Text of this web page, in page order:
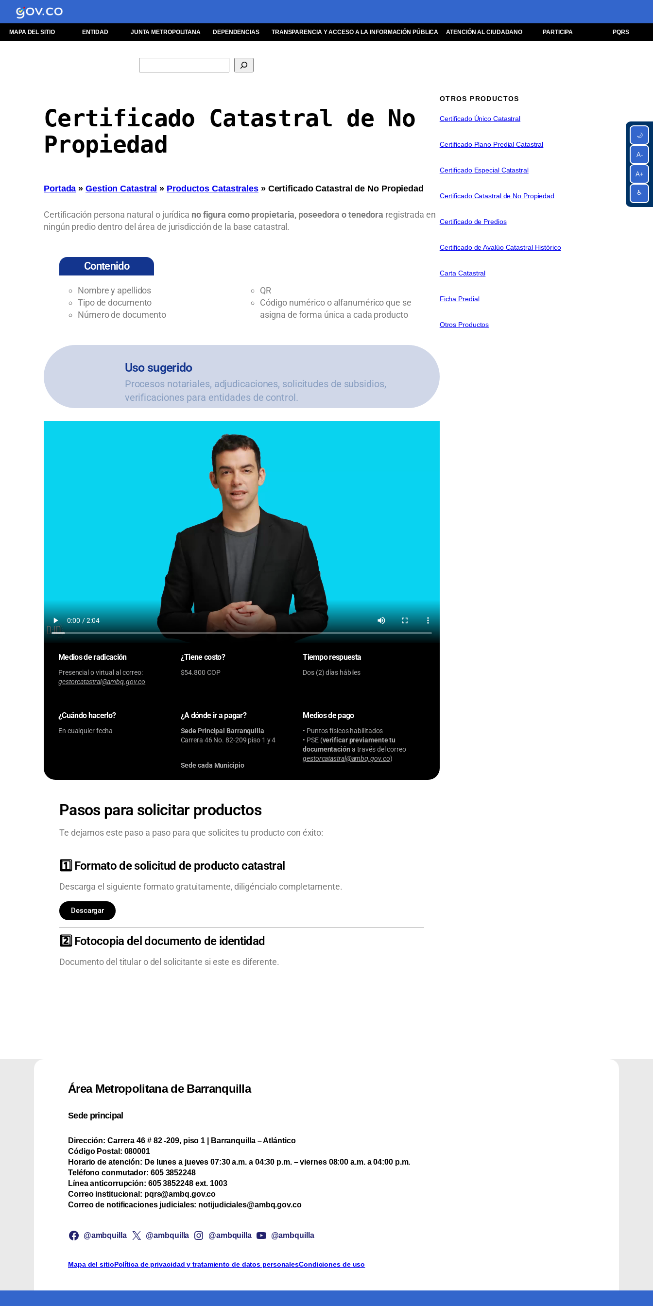
🌙
A-
A+
♿
MAPA DEL SITIO ENTIDAD JUNTA METROPOLITANA DEPENDENCIAS TRANSPARENCIA Y ACCESO A LA INFORMACIÓN PÚBLICA ATENCIÓN AL CIUDADANO PARTICIPA PQRS
Certificado Catastral de No
Propiedad
Portada »Gestion Catastral » Productos Catastrales» Certificado Catastral de No Propiedad
Certificación persona natural o jurídica no figura como propietaria, poseedora o tenedora registrada en
ningún predio dentro del área de jurisdicción de la base catastral.
Contenido
Nombre y apellidos
Tipo de documento
Número de documento
QR
Código numérico o alfanumérico que se
asigna de forma única a cada producto
Uso sugerido
Procesos notariales, adjudicaciones, solicitudes de subsidios,
verificaciones para entidades de control.
Medios de radicación
Presencial o virtual al correo:
gestorcatastral@ambq.gov.co
¿Tiene costo?
$54.800 COP
Tiempo respuesta
Dos (2) días hábiles
¿Cuándo hacerlo?
En cualquier fecha
¿A dónde ir a pagar?
Sede Principal Barranquilla
Carrera 46 No. 82-209 piso 1 y 4
Sede cada Municipio
Medios de pago
• Puntos físicos habilitados
• PSE (verificar previamente tu
documentación a través del correo
gestorcatastral@ambq.gov.co)
Pasos para solicitar productos
Te dejamos este paso a paso para que solicites tu producto con éxito:
1️⃣ Formato de solicitud de producto catastral
Descarga el siguiente formato gratuitamente, diligéncialo completamente.
Descargar
2️⃣ Fotocopia del documento de identidad
Documento del titular o del solicitante si este es diferente.
OTROS PRODUCTOS
Certificado Único Catastral
Certificado Plano Predial Catastral
Certificado Especial Catastral
Certificado Catastral de No Propiedad
Certificado de Predios
Certificado de Avalúo Catastral Histórico
Carta Catastral
Ficha Predial
Otros Productos
Área Metropolitana de Barranquilla
Sede principal
Dirección: Carrera 46 # 82 -209, piso 1 | Barranquilla – Atlántico
Código Postal: 080001
Horario de atención: De lunes a jueves 07:30 a.m. a 04:30 p.m. – viernes 08:00 a.m. a 04:00 p.m.
Teléfono conmutador: ‪605 3852248
Línea anticorrupción: ‪605 3852248 ext. 1003
Correo institucional: pqrs@ambq.gov.co
Correo de notificaciones judiciales: notijudiciales@ambq.gov.co
@ambquilla @ambquilla @ambquilla @ambquilla
Mapa del sitioPolítica de privacidad y tratamiento de datos personalesCondiciones de uso